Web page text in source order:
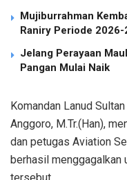
Mujiburrahman
Raniry Periode
Jelang Perayaan
Pangan Mulai Naik
Komandan Lanud
Anggoro, M.Tr.(Han),
dan petugas Aviation
berhasil menggagalkan
tersebut.